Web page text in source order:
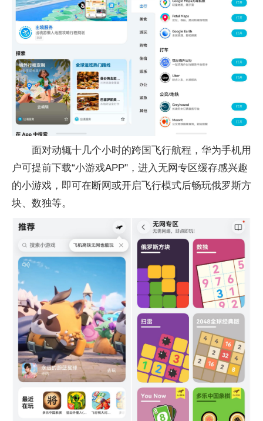
面对动辄十几个小时的跨国飞行航程，华为手机用
户可提前下载“小游戏APP"，进入无网专区缓存感兴趣
的小游戏，即可在断网或开启飞行模式后畅玩俄罗斯方
块、数独等。